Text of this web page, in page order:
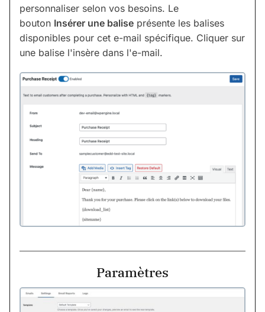
personnaliser selon vos besoins. Le
bouton Insérer une balise présente les balises
disponibles pour cet e-mail spécifique. Cliquer sur
une balise l'insère dans l'e-mail.
Paramètres